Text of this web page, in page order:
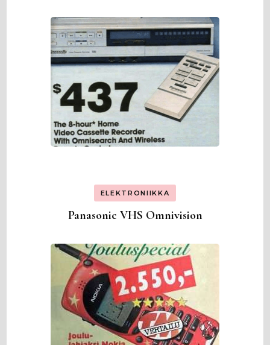
ELEKTRONIIKKA
Panasonic VHS Omnivision